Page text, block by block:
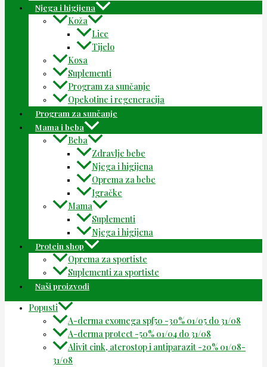
Njega i higijena
Koža
Lice
Tijelo
Kosa
Suplementi
Program za sunčanje
Opekotine i regeneracija
Program za sunčanje
Mama i beba
Beba
Zdravlje bebe
Njega i higijena
Oprema za bebe
Igračke
Mama
Suplementi
Njega i higijena
Protein shop
Oprema za sportiste
Suplementi za sportiste
Naši proizvodi
Popusti
A-derma exomega spf50 -30% 01/05 do 31/08
A-derma protect -50% 01/04 do 31/08
Alivit cink, aterostop i antiparazit -20% 01/08-
31/08